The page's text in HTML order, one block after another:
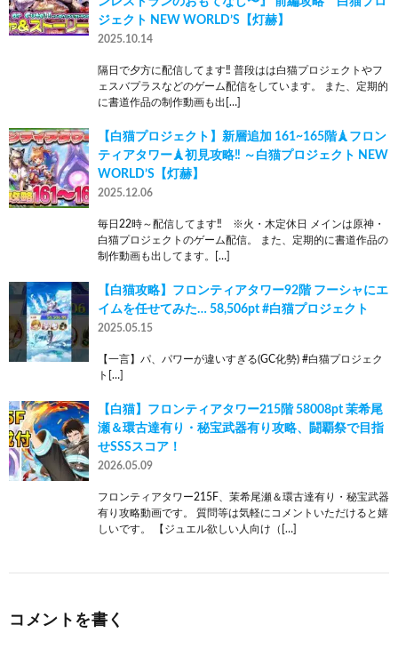
ジェクト NEW WORLD’S【灯赫】
2025.10.14
隔日で夕方に配信してます‼ 普段はは白猫プロジェクトやフ
ェスバプラスなどのゲーム配信をしています。 また、定期的
に書道作品の制作動画も出[…]
【白猫プロジェクト】新層追加 161~165階🗼フロン
ティアタワー🗼初見攻略‼ ～白猫プロジェクト NEW
WORLD’S【灯赫】
2025.12.06
毎日22時～配信してます‼ ※火・木定休日 メインは原神・
白猫プロジェクトのゲーム配信。 また、定期的に書道作品の
制作動画も出してます。[…]
【白猫攻略】フロンティアタワー92階 フーシャにエ
イムを任せてみた… 58,506pt #白猫プロジェクト
2025.05.15
【一言】パ、パワーが違いすぎる(GC化勢) #白猫プロジェク
ト[…]
【白猫】フロンティアタワー215階 58008pt 茉希尾
瀬＆環古達有り・秘宝武器有り攻略、闘覇祭で目指
せSSSスコア！
2026.05.09
フロンティアタワー215F、茉希尾瀬＆環古達有り・秘宝武器
有り攻略動画です。 質問等は気軽にコメントいただけると嬉
しいです。 【ジュエル欲しい人向け（[…]
コメントを書く